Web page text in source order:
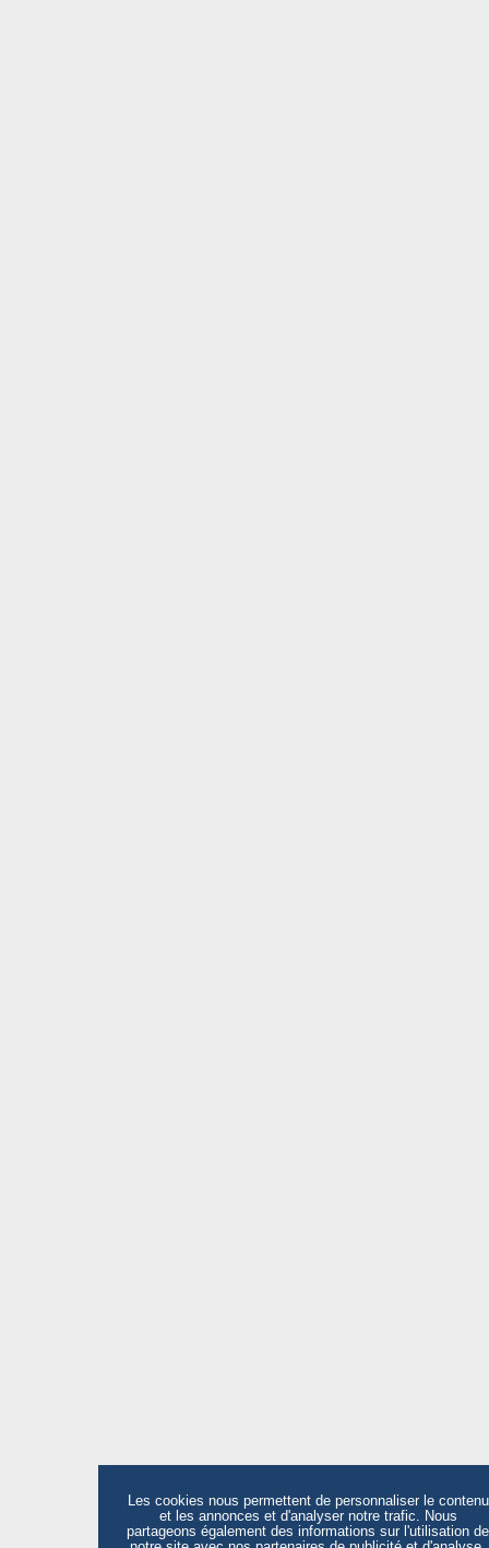
Les cookies nous permettent de personnaliser le contenu
et les annonces et d'analyser notre trafic. Nous
partageons également des informations sur l'utilisation de